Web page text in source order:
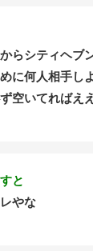
らシティヘブ
に何人相手し
空いてればえ
と
やな